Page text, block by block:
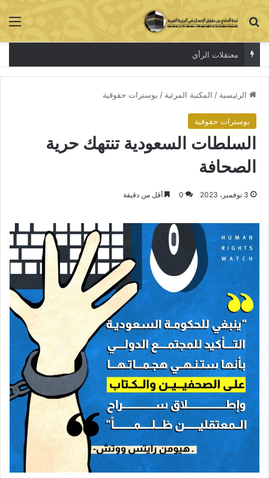
بحث عن
معتقلات الرأي
الرئيسية / المكتبة المرئية / بوسترات حقوقية
بوسترات حقوقية
السلطات السعودية تنتهك حرية
الصحافة
3 نوفمبر، 2023 0 أقل من دقيقة